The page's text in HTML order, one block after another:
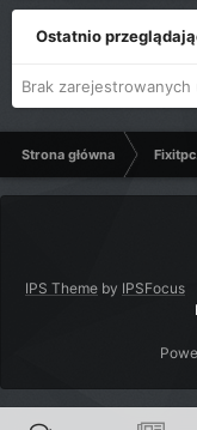
Ostatnio
Brak
Strona główna
IPS Theme by IPSFocus